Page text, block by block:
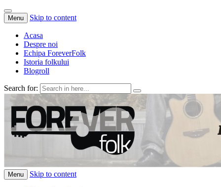
Menu Skip to content
Acasa
Despre noi
Echipa ForeverFolk
Istoria folkului
Blogroll
Search for:
ForeverFolk
Muzica sufletului tau
Menu Skip to content